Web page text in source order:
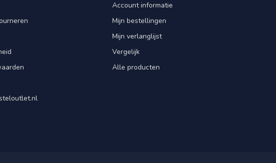
Account informatie
Mijn bestellingen
Mijn verlanglijst
Vergelijk
Alle producten